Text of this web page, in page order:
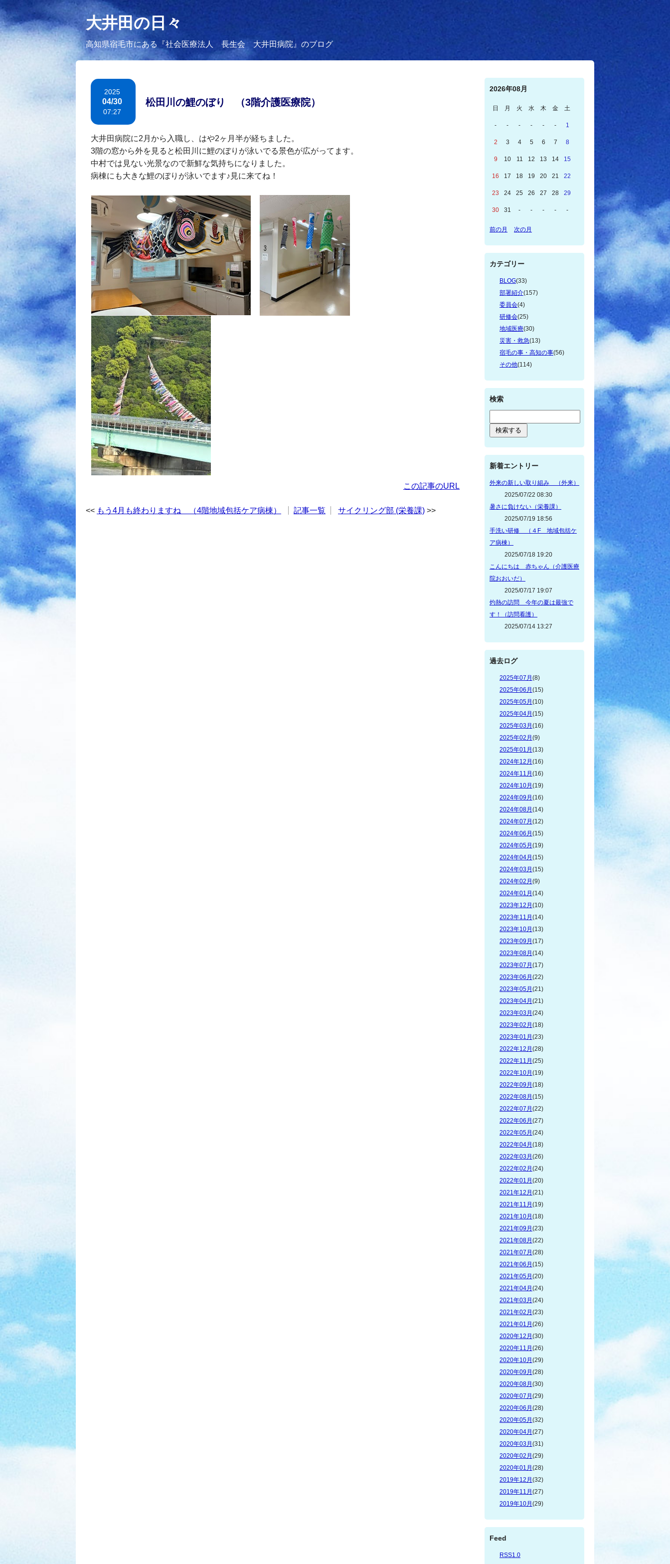
大井田の日々
高知県宿毛市にある『社会医療法人 長生会 大井田病院』のブログ
松田川の鯉のぼり （3階介護医療院）
2025
04/30
07:27
大井田病院に2月から入職し、はや2ヶ月半が経ちました。
3階の窓から外を見ると松田川に鯉のぼりが泳いでる景色が広がってます。
中村では見ない光景なので新鮮な気持ちになりました。
病棟にも大きな鯉のぼりが泳いでます♪見に来てね！
この記事のURL
もう4月も終わりますね （4階地域包括ケア病棟） 記事一覧 サイクリング部 (栄養課)
2026年08月
日 月 火 水 木 金 土
- - - - - - 1
2 3 4 5 6 7 8
9 10 11 12 13 14 15
16 17 18 19 20 21 22
23 24 25 26 27 28 29
30 31 - - - - -
前の月 次の月
カテゴリー
BLOG(33)
部署紹介(157)
委員会(4)
研修会(25)
地域医療(30)
災害・救急(13)
宿毛の事・高知の事(56)
その他(114)
検索
新着エントリー
外来の新しい取り組み （外来）
2025/07/22 08:30
暑さに負けない（栄養課）
2025/07/19 18:56
手洗い研修 （４F 地域包括ケ
ア病棟）
2025/07/18 19:20
こんにちは 赤ちゃん（介護医療
院おおいだ）
2025/07/17 19:07
灼熱の訪問 今年の夏は最強で
す！（訪問看護）
2025/07/14 13:27
過去ログ
2025年07月 (8)
2025年06月 (15)
2025年05月 (10)
2025年04月 (15)
2025年03月 (16)
2025年02月 (9)
2025年01月 (13)
2024年12月 (16)
2024年11月 (16)
2024年10月 (19)
2024年09月 (16)
2024年08月 (14)
2024年07月 (12)
2024年06月 (15)
2024年05月 (19)
2024年04月 (15)
2024年03月 (15)
2024年02月 (9)
2024年01月 (14)
2023年12月 (10)
2023年11月 (14)
2023年10月 (13)
2023年09月 (17)
2023年08月 (14)
2023年07月 (17)
2023年06月 (22)
2023年05月 (21)
2023年04月 (21)
2023年03月 (24)
2023年02月 (18)
2023年01月 (23)
2022年12月 (28)
2022年11月 (25)
2022年10月 (19)
2022年09月 (18)
2022年08月 (15)
2022年07月 (22)
2022年06月 (27)
2022年05月 (24)
2022年04月 (18)
2022年03月 (26)
2022年02月 (24)
2022年01月 (20)
2021年12月 (21)
2021年11月 (19)
2021年10月 (18)
2021年09月 (23)
2021年08月 (22)
2021年07月 (28)
2021年06月 (15)
2021年05月 (20)
2021年04月 (24)
2021年03月 (24)
2021年02月 (23)
2021年01月 (26)
2020年12月 (30)
2020年11月 (26)
2020年10月 (29)
2020年09月 (28)
2020年08月 (30)
2020年07月 (29)
2020年06月 (28)
2020年05月 (32)
2020年04月 (27)
2020年03月 (31)
2020年02月 (29)
2020年01月 (28)
2019年12月 (32)
2019年11月 (27)
2019年10月 (29)
Feed
RSS1.0